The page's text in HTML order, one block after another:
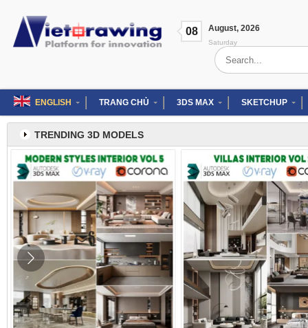
content
08 August, 2026
Saturday
Search
for:
ENGLISH TRANG CHỦ 3DS MAX SKETCHUP
TRENDING 3D MODELS